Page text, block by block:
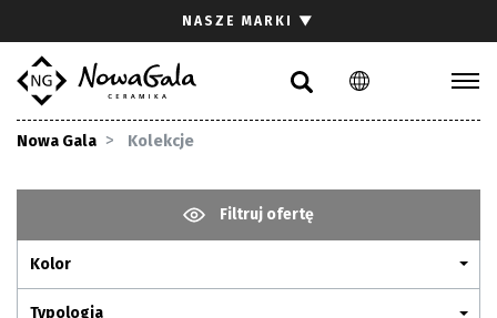
PL EN
NASZE MARKI ▼
Nowa Gala Kolekcje
Filtruj ofertę
Kolor
Typologia
Gdzie kupić
Pliki do pobrania